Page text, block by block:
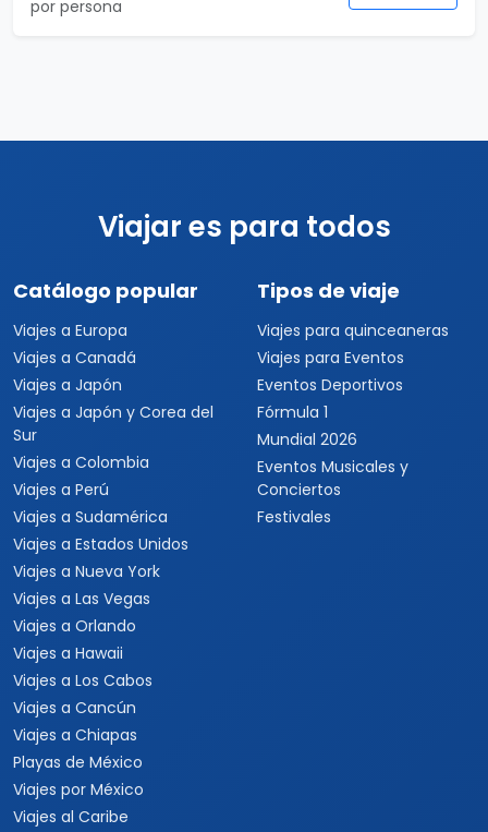
por persona
Viajar es para todos
Catálogo popular
Viajes a Europa
Viajes a Canadá
Viajes a Japón
Viajes a Japón y Corea del
Sur
Viajes a Colombia
Viajes a Perú
Viajes a Sudamérica
Viajes a Estados Unidos
Viajes a Nueva York
Viajes a Las Vegas
Viajes a Orlando
Viajes a Hawaii
Viajes a Los Cabos
Viajes a Cancún
Viajes a Chiapas
Playas de México
Viajes por México
Viajes al Caribe
Tipos de viaje
Viajes para quinceaneras
Viajes para Eventos
Eventos Deportivos
Fórmula 1
Mundial 2026
Eventos Musicales y
Conciertos
Festivales